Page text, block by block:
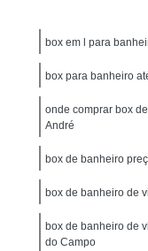
Banheiro São
Box
Vidro
Cobertura de
Residencial
de Vidro Santo
de Vidro São
box em l para
box para banheiro
onde comprar box
André
box de banheiro
box de banheiro de
box de banheiro de
do Campo